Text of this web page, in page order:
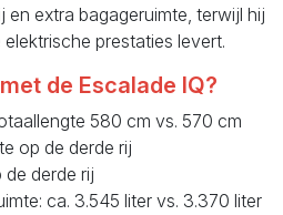
en extra bagageruimte, terwijl hij
prestaties levert.
de Escalade IQ?
580 cm vs. 570 cm
op de derde rij
derde rij
ca. 3.545 liter vs. 3.370 liter